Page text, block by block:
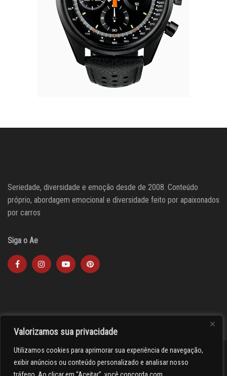
Valorizamos sua privacidade
Utilizamos cookies para aprimorar sua experiência de navegação,
exibir anúncios ou conteúdo personalizado e analisar nosso
Seriedade, diversidade e emoção desde de 2008. Conteúdo
próprio, abordagem emocional e diversidade feito por apaixonados
por carros
Siga o Ae
><(((º> 17